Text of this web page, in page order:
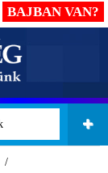
BAJBAN VAN?